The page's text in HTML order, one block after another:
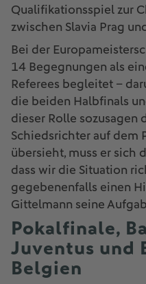
Qualifikationsspiel zur
zwischen Slavia Prag
Bei der
14 Begegnungen als
Referees begleitet –
die beiden Halbfinals
dieser Rolle sozusagen
Schiedsrichter auf dem
übersieht, muss er sich
dass wir die Situation
gegebenenfalls einen
Gittelmann seine
Pokalfinale,
Juventus und
Belgien